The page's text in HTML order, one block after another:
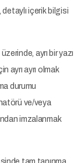
içerik bilgisi
ayrı bir yazı
ayrı ayrı olmak
durumu
ve/veya
imzalanmak